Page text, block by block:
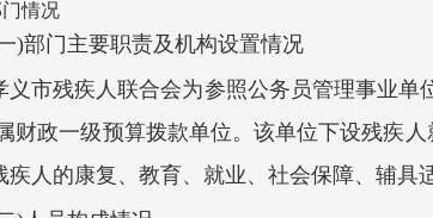
情况
)部门主要职责及机构设置情况
义市残疾人联合会为参照公务员管理事业
财政一级预算拨款单位。该单位下设残疾
疾人的康复、教育、就业、社会保障、辅具